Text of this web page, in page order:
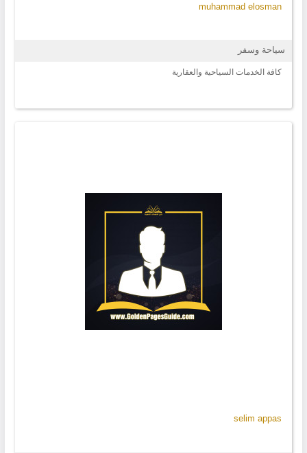
muhammad elosman
سياحة وسفر
كافة الخدمات السياحية والعقارية
selim appas